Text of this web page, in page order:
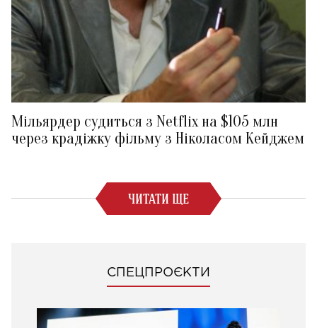
Мільярдер судиться з Netflix на $105 млн
через крадіжку фільму з Ніколасом Кейджем
ЧИТАТИ ЩЕ
СПЕЦПРОЄКТИ